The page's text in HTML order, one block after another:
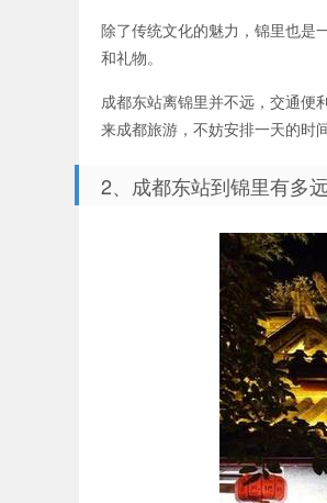
除了传统文化的魅力，锦里也是
和礼物。
成都东站离锦里并不远，交通便
来成都旅游，不妨安排一天的时
2、成都东站到锦里有多